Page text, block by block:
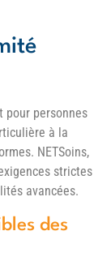
pour personnes
à la
NETSoins,
strictes
avancées.
des